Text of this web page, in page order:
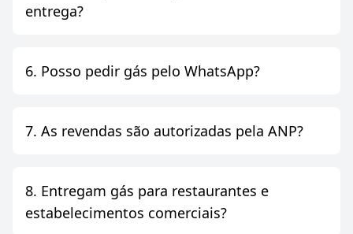
entrega?
6. Posso pedir gás pelo WhatsApp?
7. As revendas são autorizadas pela ANP?
8. Entregam gás para restaurantes e
estabelecimentos comerciais?